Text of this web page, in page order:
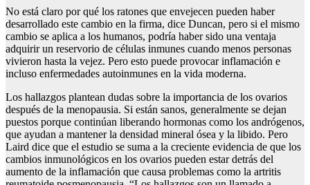
No está claro por qué los ratones que envejecen pueden haber
desarrollado este cambio en la firma, dice Duncan, pero si el mismo
cambio se aplica a los humanos, podría haber sido una ventaja
adquirir un reservorio de células inmunes cuando menos personas
vivieron hasta la vejez. Pero esto puede provocar inflamación e
incluso enfermedades autoinmunes en la vida moderna.
Los hallazgos plantean dudas sobre la importancia de los ovarios
después de la menopausia. Si están sanos, generalmente se dejan
puestos porque continúan liberando hormonas como los andrógenos,
que ayudan a mantener la densidad mineral ósea y la libido. Pero
Laird dice que el estudio se suma a la creciente evidencia de que los
cambios inmunológicos en los ovarios pueden estar detrás del
aumento de la inflamación que causa problemas como la artritis